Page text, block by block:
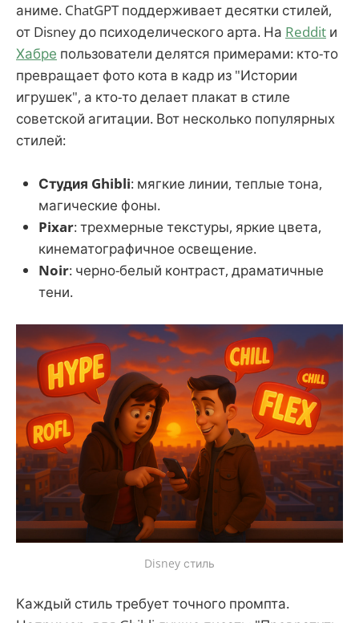
аниме. ChatGPT поддерживает десятки стилей,
от Disney до психоделического арта. На Reddit и
Хабре пользователи делятся примерами: кто-то
превращает фото кота в кадр из "Истории
игрушек", а кто-то делает плакат в стиле
советской агитации. Вот несколько популярных
стилей:
Студия Ghibli: мягкие линии, теплые тона,
магические фоны.
Pixar: трехмерные текстуры, яркие цвета,
кинематографичное освещение.
Noir: черно-белый контраст, драматичные
тени.
Disney стиль
Каждый стиль требует точного промпта.